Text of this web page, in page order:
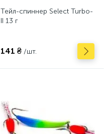
Тейл-спиннер Select Turbo-
II 13 г
141 ₴ /шт.